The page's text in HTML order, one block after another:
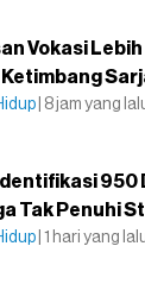
Vokasi
Ketimbang
| 8 jam yang
950
Tak Penuhi
| 1 hari yang